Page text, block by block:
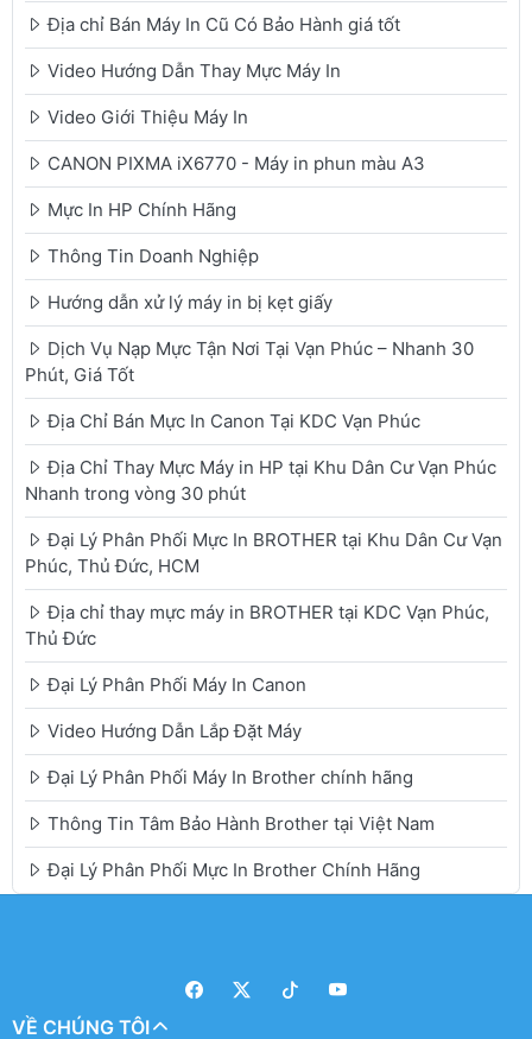
Địa chỉ Bán Máy In Cũ Có Bảo Hành giá tốt
Video Hướng Dẫn Thay Mực Máy In
Video Giới Thiệu Máy In
CANON PIXMA iX6770 - Máy in phun màu A3
Mực In HP Chính Hãng
Thông Tin Doanh Nghiệp
Hướng dẫn xử lý máy in bị kẹt giấy
Dịch Vụ Nạp Mực Tận Nơi Tại Vạn Phúc – Nhanh 30
Phút, Giá Tốt
Địa Chỉ Bán Mực In Canon Tại KDC Vạn Phúc
Địa Chỉ Thay Mực Máy in HP tại Khu Dân Cư Vạn Phúc
Nhanh trong vòng 30 phút
Đại Lý Phân Phối Mực In BROTHER tại Khu Dân Cư Vạn
Phúc, Thủ Đức, HCM
Địa chỉ thay mực máy in BROTHER tại KDC Vạn Phúc,
Thủ Đức
Đại Lý Phân Phối Máy In Canon
Video Hướng Dẫn Lắp Đặt Máy
Đại Lý Phân Phối Máy In Brother chính hãng
Thông Tin Tâm Bảo Hành Brother tại Việt Nam
Đại Lý Phân Phối Mực In Brother Chính Hãng
VỀ CHÚNG TÔI